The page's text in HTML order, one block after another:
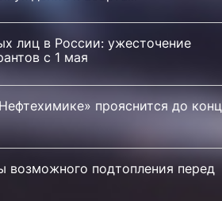
лиц в России: ужесточение
с 1 мая
прояснится до
возможного подтопления перед